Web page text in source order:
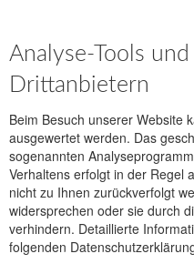
Analyse-Tools und
Drittanbietern
Beim Besuch unserer Website
ausgewertet werden. Das
sogenannten
Verhaltens erfolgt in der Regel
nicht zu Ihnen zurückverfolgt
widersprechen oder sie durch
verhindern. Detaillierte
folgenden